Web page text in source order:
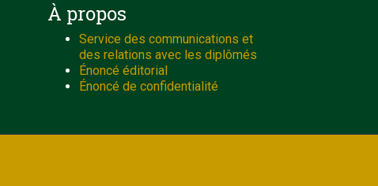
À propos
Service des communications et
des relations avec les diplômés
Énoncé éditorial
Énoncé de confidentialité